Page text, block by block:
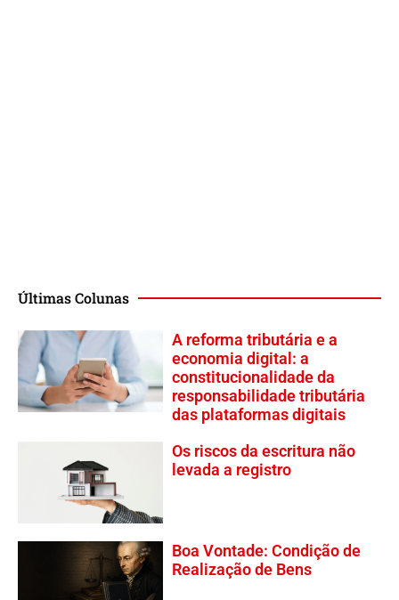
Últimas Colunas
A reforma tributária e a
economia digital: a
constitucionalidade da
responsabilidade tributária
das plataformas digitais
Os riscos da escritura não
levada a registro
Boa Vontade: Condição de
Realização de Bens